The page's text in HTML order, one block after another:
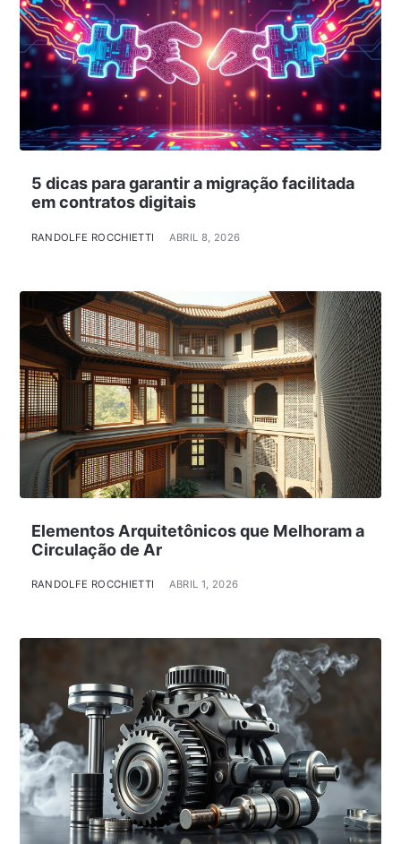
5 dicas para garantir a migração facilitada
em contratos digitais
RANDOLFE ROCCHIETTI ABRIL 8, 2026
Elementos Arquitetônicos que Melhoram a
Circulação de Ar
RANDOLFE ROCCHIETTI ABRIL 1, 2026